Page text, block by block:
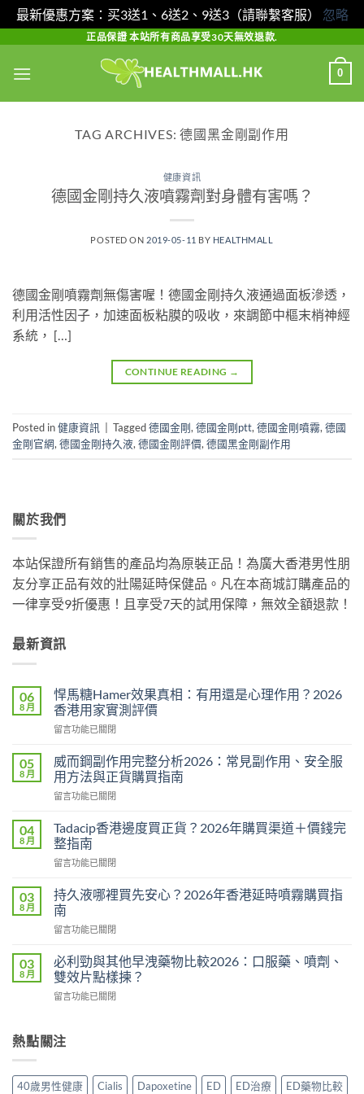
最新優惠方案：买3送1、6送2、9送3（請聯繫客服） 忽略
content
正品保證 本站所有商品享受30天無效退款.
0
TAG ARCHIVES:德國黑金剛副作用
健康資訊
德國金剛持久液噴霧劑對身體有害嗎？
POSTED ON 2019-05-11 BY HEALTHMALL
德國金剛噴霧劑無傷害喔！德國金剛持久液通過面板滲透，
利用活性因子，加速面板粘膜的吸收，來調節中樞末梢神經
系統， […]
CONTINUE READING →
Posted in健康資訊 Tagged德國金剛, 德國金剛ptt, 德國金剛噴霧, 德國
金剛官網, 德國金剛持久液, 德國金剛評價, 德國黑金剛副作用
關於我們
本站保證所有銷售的產品均為原裝正品！為廣大香港男性朋
友分享正品有效的壯陽延時保健品。凡在本商城訂購產品的
一律享受9折優惠！且享受7天的試用保障，無效全額退款！
最新資訊
06
8 月
悍馬糖Hamer效果真相：有用還是心理作用？2026
香港用家實測評價
在
馬
糖
Hamer
效
真
相：
有
用
是
心
作
2026
香
港
實
測
價〉
中
留言功能已關閉
05
8 月
威而鋼副作用完整分析2026：常見副作用、安全服
用方法與正貨購買指南
在
而
鋼
副
作
完
整
分
析
常
見
作
全
方
留言功能已關閉
04
8 月
Tadacip香港邊度買正貨？2026年購買渠道＋價錢完
整指南
在
香
港
邊
度
正
貨？
2026
年
渠
價
留言功能已關閉
03
8 月
持久液哪裡買先安心？2026年香港延時噴霧購買指
南
在
久
液
哪
裡
安
年
留言功能已關閉
03
8 月
必利勁與其他早洩藥物比較2026：口服藥、噴劑、
雙效片點樣揀？
在
勁
與
他
早
留言功能已關閉
熱點關注
40歲男性健康 Cialis Dapoxetine ED ED治療 ED藥物比較